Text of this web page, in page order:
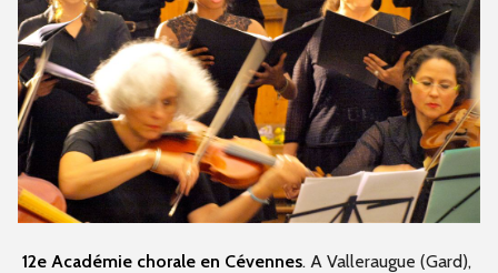
12e Académie chorale en Cévennes. A Valleraugue (Gard),